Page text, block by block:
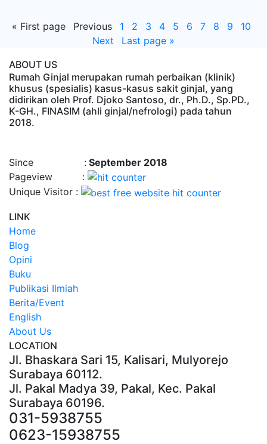
« First page Previous 1 2 3 4 5 6 7 8 9
10
Next
Last page »
ABOUT US
Rumah Ginjal merupakan rumah perbaikan (klinik)
khusus (spesialis) kasus-kasus sakit ginjal, yang
didirikan oleh Prof. Djoko Santoso, dr., Ph.D., Sp.PD.,
K-GH., FINASIM (ahli ginjal/nefrologi) pada tahun
2018.
Since : September 2018
Pageview :
Unique Visitor :
LINK
Home
Blog
Opini
Buku
Publikasi Ilmiah
Berita/Event
English
About Us
LOCATION
Jl. Bhaskara Sari 15, Kalisari, Mulyorejo
Surabaya 60112.
Jl. Pakal Madya 39, Pakal, Kec. Pakal
Surabaya 60196.
031-5938755
0623-15938755